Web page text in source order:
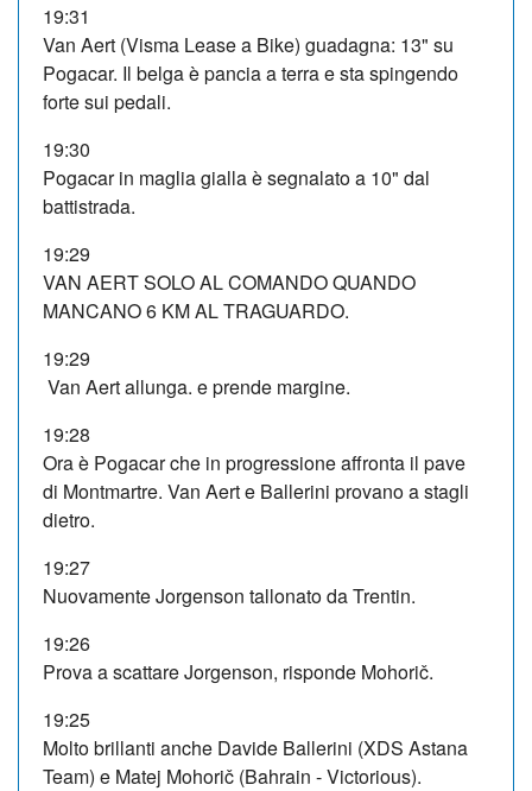
19:31
Van Aert (Visma Lease a Bike) guadagna: 13" su
Pogacar. Il belga è pancia a terra e sta spingendo
forte sui pedali.
19:30
Pogacar in maglia gialla è segnalato a 10" dal
battistrada.
19:29
VAN AERT SOLO AL COMANDO QUANDO
MANCANO 6 KM AL TRAGUARDO.
19:29
Van Aert allunga. e prende margine.
19:28
Ora è Pogacar che in progressione affronta il pave
di Montmartre. Van Aert e Ballerini provano a stagli
dietro.
19:27
Nuovamente Jorgenson tallonato da Trentin.
19:26
Prova a scattare Jorgenson, risponde Mohorič.
19:25
Molto brillanti anche Davide Ballerini (XDS Astana
Team) e Matej Mohorič (Bahrain - Victorious).